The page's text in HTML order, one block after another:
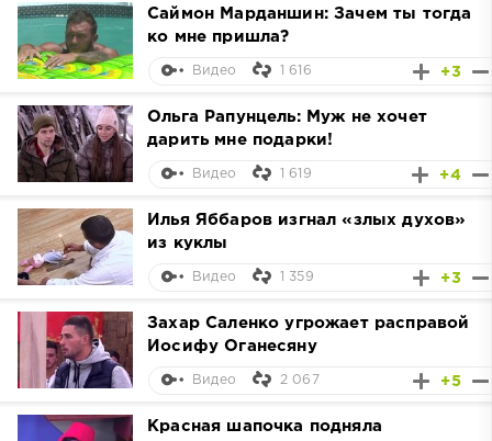
Саймон Марданшин: Зачем ты тогда
ко мне пришла?
+3
Видео 1 616
Ольга Рапунцель: Муж не хочет
дарить мне подарки!
+4
Видео 1 619
Илья Яббаров изгнал «злых духов»
из куклы
+3
Видео 1 359
Захар Саленко угрожает расправой
Иосифу Оганесяну
+5
Видео 2 067
Красная шапочка подняла